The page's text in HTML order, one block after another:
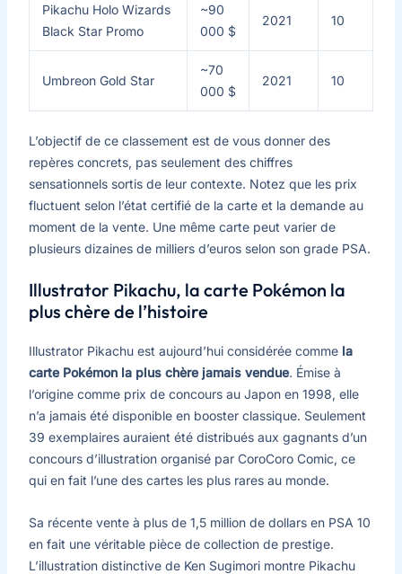
Pikachu Holo Wizards
Black Star Promo
~90
000 $
2021 10
Umbreon Gold Star
~70
000 $
2021 10
L’objectif de ce classement est de vous donner des
repères concrets, pas seulement des chiffres
sensationnels sortis de leur contexte. Notez que les prix
fluctuent selon l’état certifié de la carte et la demande au
moment de la vente. Une même carte peut varier de
plusieurs dizaines de milliers d’euros selon son grade PSA.
Illustrator Pikachu, la carte Pokémon la
plus chère de l’histoire
Illustrator Pikachu est aujourd’hui considérée comme la
carte Pokémon la plus chère jamais vendue. Émise à
l’origine comme prix de concours au Japon en 1998, elle
n’a jamais été disponible en booster classique. Seulement
39 exemplaires auraient été distribués aux gagnants d’un
concours d’illustration organisé par CoroCoro Comic, ce
qui en fait l’une des cartes les plus rares au monde.
Sa récente vente à plus de 1,5 million de dollars en PSA 10
en fait une véritable pièce de collection de prestige.
L’illustration distinctive de Ken Sugimori montre Pikachu